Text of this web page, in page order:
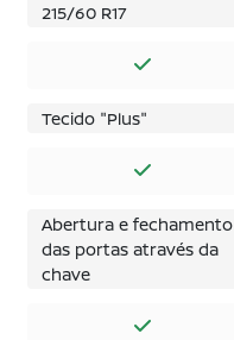
215/60 R17
Tecido "Plus"
Abertura e fechamento
das portas através da
chave